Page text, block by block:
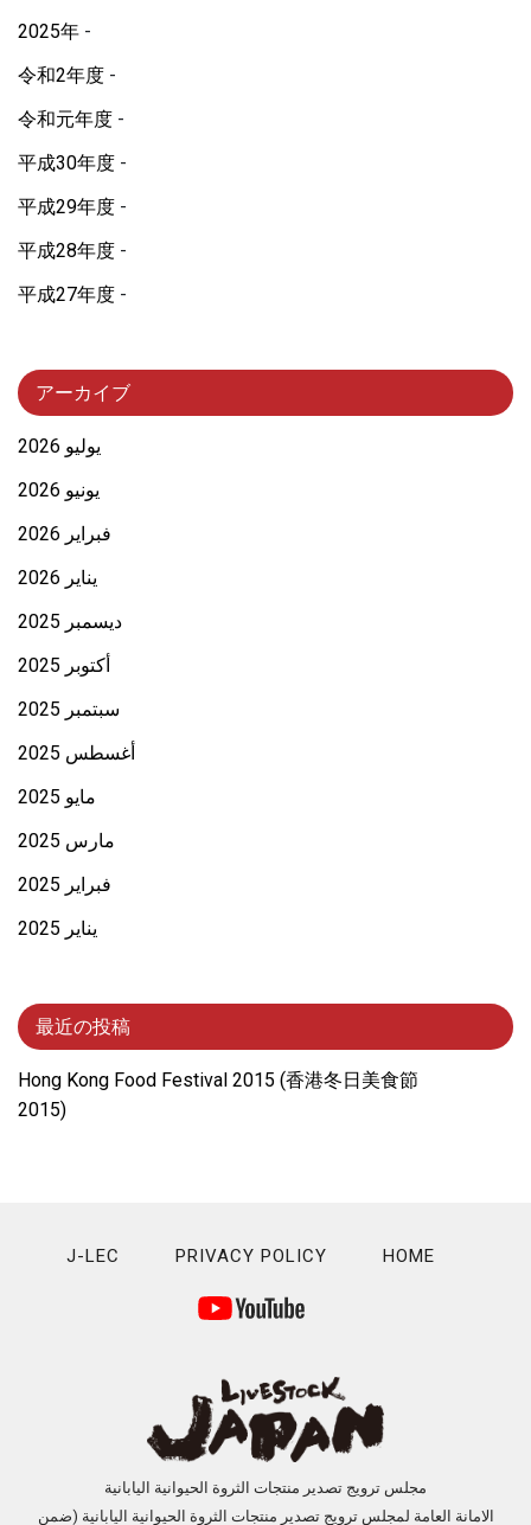
2025年
令和2年度
令和元年度
平成30年度
平成29年度
平成28年度
平成27年度
アーカイブ
يوليو 2026
يونيو 2026
فبراير 2026
يناير 2026
ديسمبر 2025
أكتوبر 2025
سبتمبر 2025
أغسطس 2025
مايو 2025
مارس 2025
فبراير 2025
يناير 2025
最近の投稿
Hong Kong Food Festival 2015 (⾹港冬⽇美⾷節
2015)
HOME
PRIVACY POLICY
J-LEC
مجلس ترويج تصدير منتجات الثروة الحيوانية اليابانية
الامانة العامة لمجلس ترويج تصدير منتجات الثروة الحيوانية اليابانية (ضمن